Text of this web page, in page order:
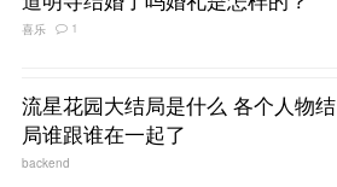
喜乐 1
流星花园大结局是什么 各个人物结
局谁跟谁在一起了
backend